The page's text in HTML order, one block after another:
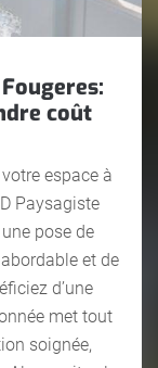
coût
espace à
Paysagiste
pose de
et de
d’une
met tout
soignée,